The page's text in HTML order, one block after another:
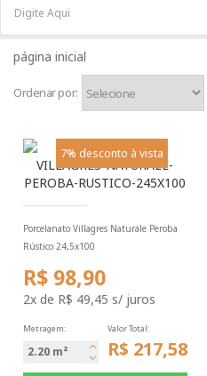
Ordenar por:
7% desconto à vista
Porcelanato Villagres Naturale Peroba
Rústico 24,5x100
R$ 98,90
2x de R$ 49,45 s/ juros
Valor Total:
R$ 217,58
Metragem:
2.20 m²